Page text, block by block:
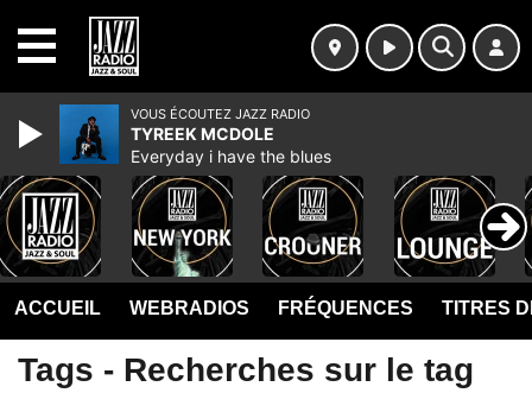
ACCUEIL WEBRADIOS FRÉQUENCES TITRES
Tags - Recherches sur le tag
VOUS ÉCOUTEZ JAZZ RADIO
TYREEK MCDOLE
Everyday i have the blues